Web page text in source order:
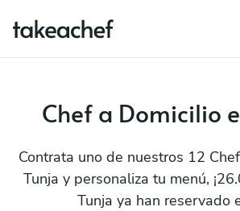
Chef a Domicilio
Contrata uno de nuestros 12
Tunja y personaliza tu menú,
Tunja ya han reservado